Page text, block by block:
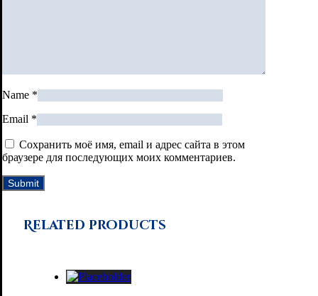
Name *
Email *
Сохранить моё имя, email и адрес сайта в этом
браузере для последующих моих комментариев.
Related products